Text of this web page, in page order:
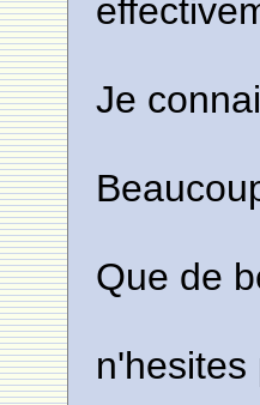
Je
Que de